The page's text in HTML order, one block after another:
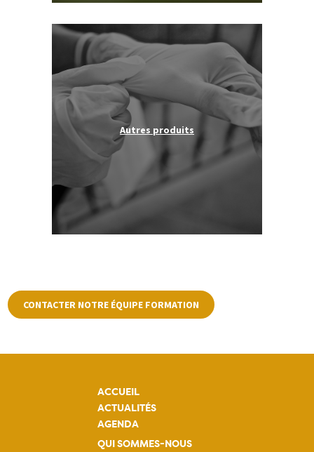
Autres produits
CONTACTER NOTRE ÉQUIPE FORMATION
ACCUEIL
ACTUALITÉS
AGENDA
QUI SOMMES-NOUS